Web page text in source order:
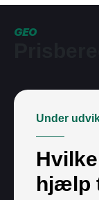
GEO
Under
hjælp